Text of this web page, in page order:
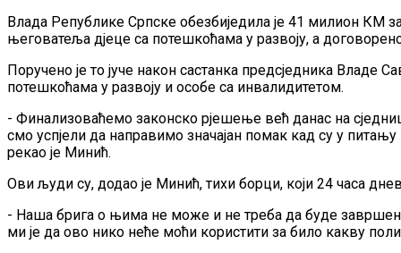
Влада Републике Српске обезбиједила је 41 милион КМ
његоватеља дјеце са потешкоћама у развоју, а
Поручено је то јуче након састанка предсједника Владе
потешкоћама у развоју и особе са инвалидитетом.
- Финализоваћемо законско рјешење већ данас на
смо успјели да направимо значајан помак кад су у
рекао је Минић.
Ови људи су, додао је Минић, тихи борци, који 24 часа
- Наша брига о њима не може и не треба да буде
ми је да ово нико неће моћи користити за било какву